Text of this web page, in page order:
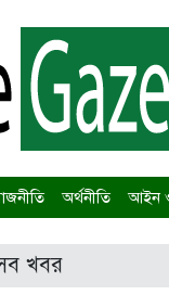
অর্থনীতি আইন
খবর